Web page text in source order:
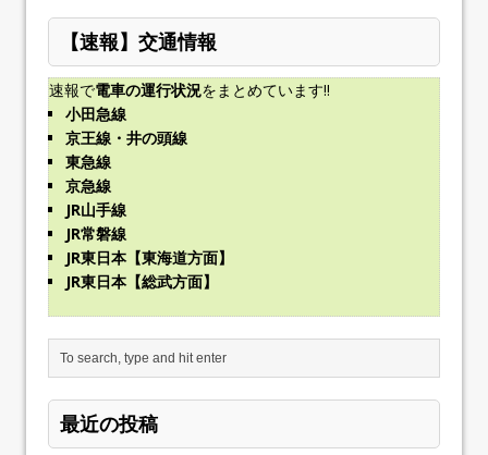
【速報】交通情報
速報で電車の運行状況をまとめています!!
小田急線
京王線・井の頭線
東急線
京急線
JR山手線
JR常磐線
JR東日本【東海道方面】
JR東日本【総武方面】
最近の投稿